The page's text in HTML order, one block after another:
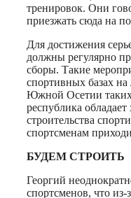
тренировок. Они
приезжать сюда на
Для достижения
должны регулярно
сборы. Такие
спортивных базах
Южной Осетии таких
республика
строительства
спортсменам
БУДЕМ СТРОИТЬ
Георгий
спортсменов, что